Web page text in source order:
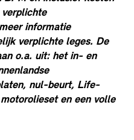
informatie
verplichte leges. De
o.a. uit: het in- en
nul-beurt, Life-
en een volle